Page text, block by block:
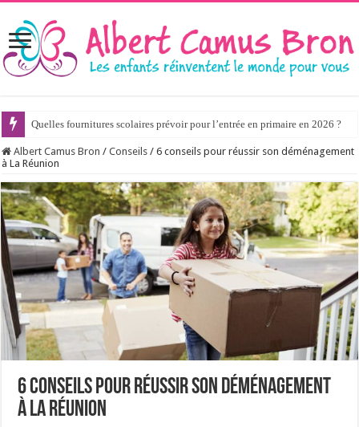
Quelles fournitures scolaires prévoir pour l’entrée en primaire en 2026 ?
Albert Camus Bron / Conseils / 6 conseils pour réussir son déménagement
à La Réunion
6 conseils pour réussir son déménagement
à La Réunion